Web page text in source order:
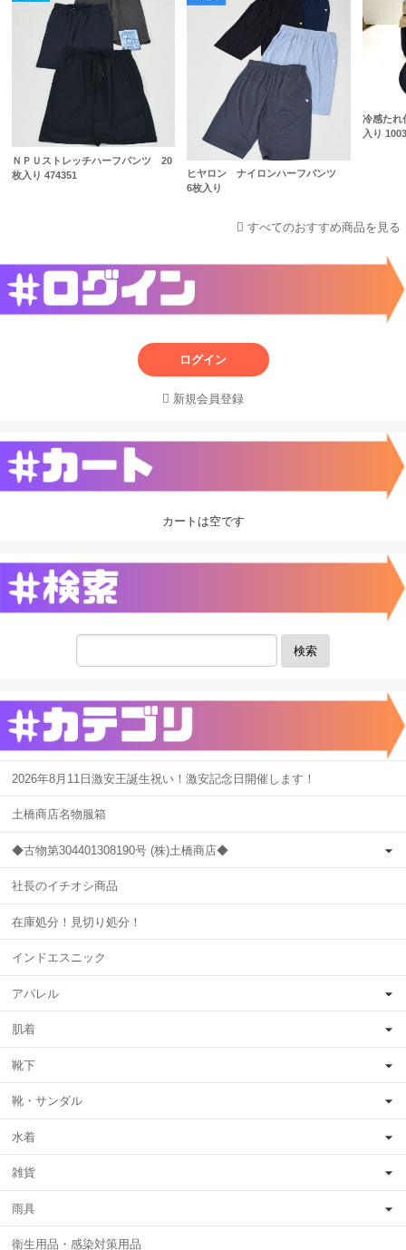
ＮＰＵストレッチハーフパンツ 20
枚入り 474351
ヒヤロン ナイロンハーフパンツ
6枚入り
冷感た
入り
すべてのおすすめ商品を見る
ログイン
新規会員登録
カートは空です
検索
2026年8月11日激安王誕生祝い！激安記念日開催します！
土橋商店名物服箱
◆古物第304401308190号 (株)土橋商店◆
社長のイチオシ商品
在庫処分！見切り処分！
インドエスニック
アパレル
肌着
靴下
靴・サンダル
水着
雑貨
雨具
衛生用品・感染対策用品